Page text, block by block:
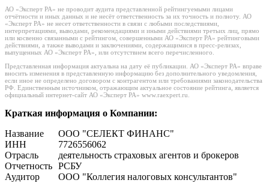
АО «Эксперт РА» не проводит аудита представленной рейтингуемыми лицами
отчётности и иных данных и не несёт ответственность за их точность и полноту. АО
«Эксперт РА» не несет ответственности в связи с любыми последствиями,
интерпретациями, выводами, рекомендациями и иными действиями третьих лиц, прямо
или косвенно связанными с рейтингом, совершенными АО «Эксперт РА» рейтинговыми
действиями, а также выводами и заключениями, содержащимися в пресс-релизах,
выпущенных АО «Эксперт РА», или отсутствием всего перечисленного.
Представленная информация актуальна на дату её публикации. АО «Эксперт РА» вправе
вносить изменения в представленную информацию без дополнительного уведомления,
если иное не определено договором с контрагентом или требованиями законодательства
РФ. Единственным источником, отражающим актуальное состояние рейтинга, является
официальный интернет-сайт АО «Эксперт РА» www.raexpert.ru.
Краткая информация о Компании:
Название
ООО "СЕЛЕКТ ФИНАНС"
ИНН
7726556062
Отрасль
деятельность страховых агентов и брокеров
Отчетность РСБУ
Аудитор
ООО "Коллегия налоговых консультантов"